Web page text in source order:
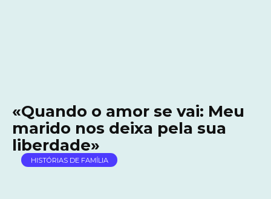
«Quando o amor se vai: Meu
marido nos deixa pela sua
liberdade»
HISTÓRIAS DE FAMÍLIA